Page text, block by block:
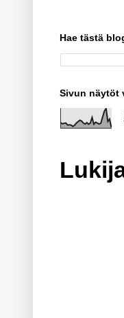
Hae tästä
Sivun näytöt